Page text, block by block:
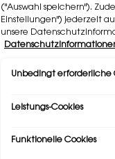
("Auswahl speichern").
Einstellungen") jederzeit
unsere
Unbedingt erforderliche
Leistungs-Cookies
Funktionelle Cookies